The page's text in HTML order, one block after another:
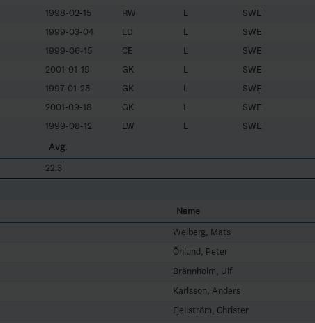
1998-02-15 RW L SWE
1999-03-04 LD L SWE
1999-06-15 CE L SWE
2001-01-19 GK L SWE
1997-01-25 GK L SWE
2001-09-18 GK L SWE
1999-08-12 LW L SWE
Avg.
22.3
Name
Weiberg, Mats
Öhlund, Peter
Brännholm, Ulf
Karlsson, Anders
Fjellström, Christer